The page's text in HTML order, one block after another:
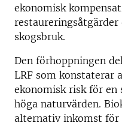
ekonomisk
skogsbruk.
Den förhoppningen
LRF som konstaterar
ekonomisk risk för en
höga naturvärden.
alternativ inkomst för